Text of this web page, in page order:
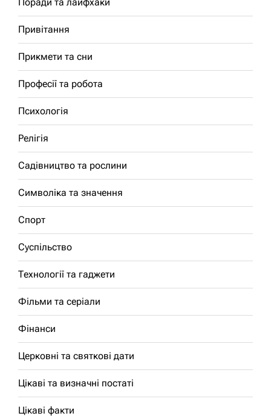
Привітання
Прикмети та сни
Професії та робота
Психологія
Релігія
Садівництво та рослини
Символіка та значення
Спорт
Суспільство
Технології та гаджети
Фільми та серіали
Фінанси
Церковні та святкові дати
Цікаві та визначні постаті
Цікаві факти